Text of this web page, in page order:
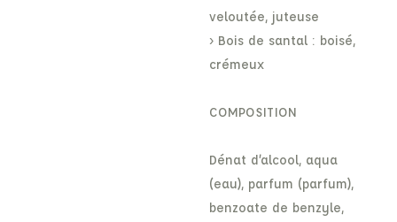
veloutée, juteuse
› Bois de santal : boisé,
crémeux
COMPOSITION
Dénat d’alcool, aqua
(eau), parfum (parfum),
benzoate de benzyle,